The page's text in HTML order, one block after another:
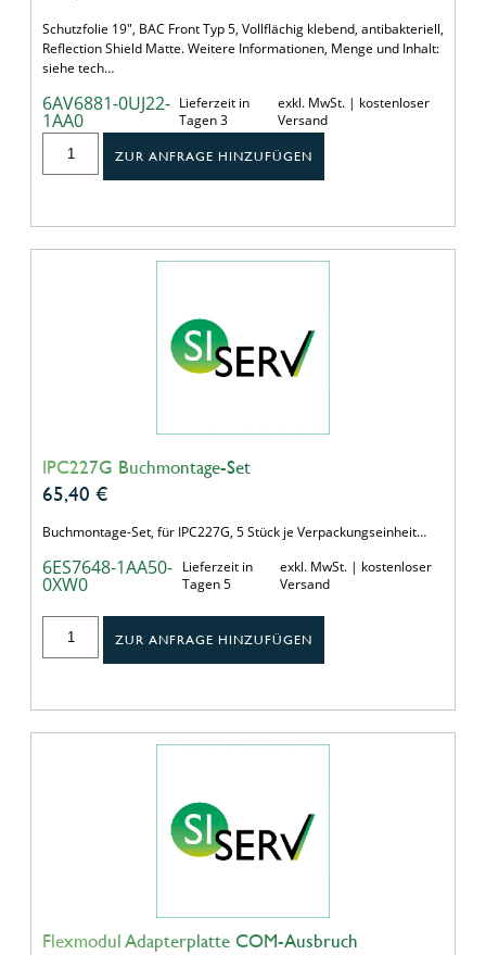
Schutzfolie 19", BAC Front Typ 5, Vollflächig klebend, antibakteriell,
Reflection Shield Matte. Weitere Informationen, Menge und Inhalt:
siehe tech…
6AV6881-0UJ22-
1AA0
Lieferzeit in
Tagen 3
exkl. MwSt. | kostenloser
Versand
ZUR ANFRAGE HINZUFÜGEN
IPC227G Buchmontage-Set
65,40 €
Buchmontage-Set, für IPC227G, 5 Stück je Verpackungseinheit…
6ES7648-1AA50-
0XW0
Lieferzeit in
Tagen 5
exkl. MwSt. | kostenloser
Versand
ZUR ANFRAGE HINZUFÜGEN
Flexmodul Adapterplatte COM-Ausbruch